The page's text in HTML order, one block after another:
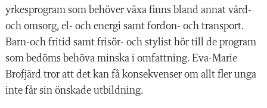
yrkesprogram som behöver växa finns bland annat vård-
och omsorg, el- och energi samt fordon- och transport.
Barn-och fritid samt frisör- och stylist hör till de program
som bedöms behöva minska i omfattning. Eva-Marie
Brofjärd tror att det kan få konsekvenser om allt fler unga
inte får sin önskade utbildning.